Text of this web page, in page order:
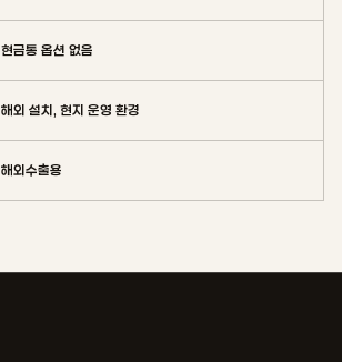
현금통 옵션 없음
해외 설치, 현지 운영 환경
해외수출용